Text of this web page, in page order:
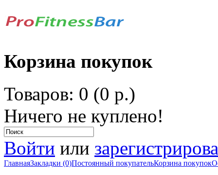
Корзина покупок
Товаров: 0 (0 р.)
Ничего не куплено!
Войти или
ГлавнаяЗакладки (0)Постоянный покупательКорзина покупок